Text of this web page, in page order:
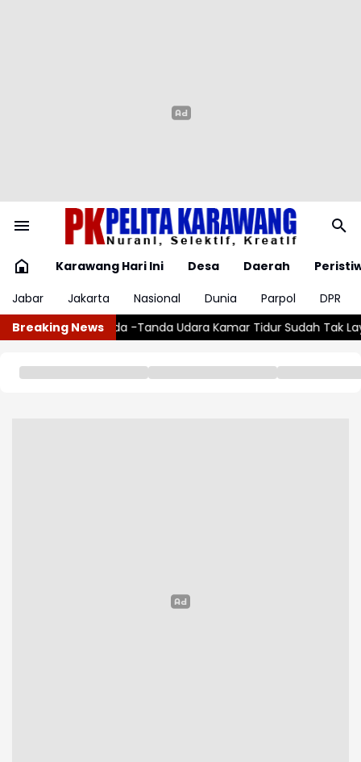
Karawang Hari Ini Desa Daerah
Jabar
Jakarta Nasional Dunia Parpol
DPR
Breaking News
Tidur Sudah Tak Layak Waspada, Sudah Jatuh Korban di